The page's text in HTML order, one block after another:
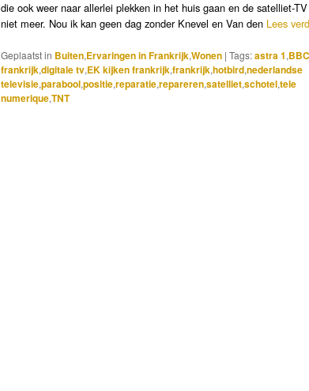
die ook weer naar allerlei plekken in het huis gaan en de satelliet-
niet meer. Nou ik kan geen dag zonder Knevel en Van den Lees
Geplaatst in Buiten,Ervaringen in Frankrijk,Wonen | Tags:astra 1,BBC
frankrijk,digitale tv,EK kijken frankrijk,frankrijk,hotbird,nederlandse
televisie,parabool,positie,reparatie,repareren,satelliet,schotel,tele
numerique,TNT